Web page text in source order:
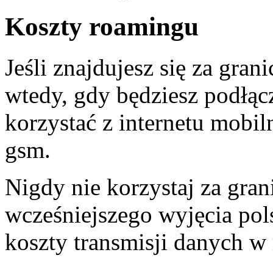
Koszty roamingu
Jeśli znajdujesz się za
wtedy, gdy będziesz
korzystać z internetu
gsm.
Nigdy nie korzystaj za
wcześniejszego wyjęcia
koszty transmisji danych